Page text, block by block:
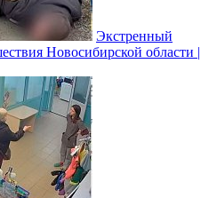
Экстренный
Новосибирской области |